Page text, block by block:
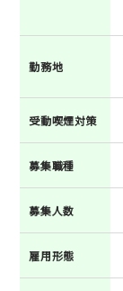
勤務地
受動喫煙対策
募集職種
募集人数
雇用形態